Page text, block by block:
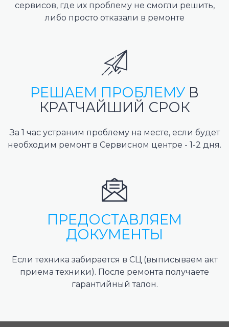
сервисов, где их проблему не смогли решить,
либо просто отказали в ремонте
РЕШАЕМ ПРОБЛЕМУ В
КРАТЧАЙШИЙ СРОК
За 1 час устраним проблему на месте, если будет
необходим ремонт в Сервисном центре - 1-2 дня.
ПРЕДОСТАВЛЯЕМ
ДОКУМЕНТЫ
Если техника забирается в СЦ (выписываем акт
приема техники). После ремонта получаете
гарантийный талон.